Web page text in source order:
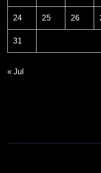
24 25 26
31
« Jul